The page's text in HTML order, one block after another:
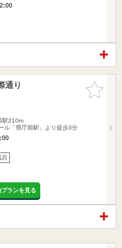
お気に入
りに追加
通り
駅210m
ル「県庁前駅」より徒歩3分
呂
ランを見る